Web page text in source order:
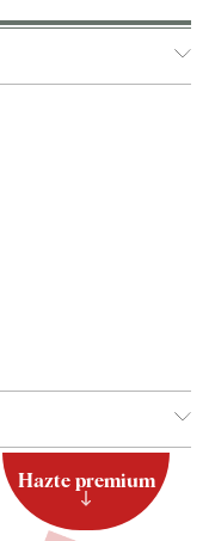
Hazte premium